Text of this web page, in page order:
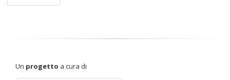
Un progetto a cura di